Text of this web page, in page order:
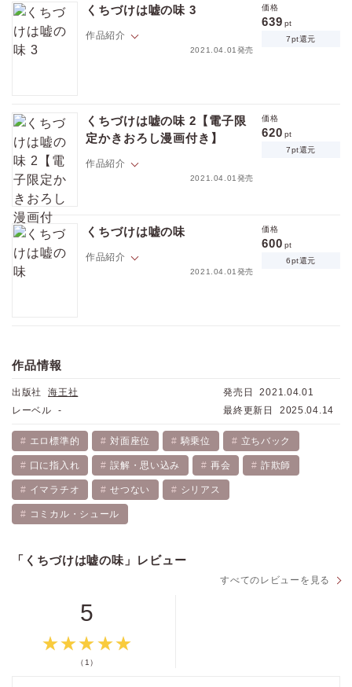
実業家・和智と元詐欺師のバーテンダー槙尾は恋人同士。槙尾の過去に
触れ、また少し距離を縮めた二人だが、最近和智は槙尾の浮気を疑って
いる…槙尾から別の男の香りがするからだ。外堀を埋めるべく和智は、
唯一の親友で腹心の部下でもある伊勢に槙尾を紹介する。だが後日、槙
くちづけは嘘の味 3
作品紹介
2021.04.01発売
価格
639 pt
7pt還元
秀、だけど情が薄く人間的に難アリの青年実業家・和智と元詐欺師のバ
ーテンダー槙尾は恋人同士。だが、幾度身体を重ねても、槙尾の本心は
謎のまま。そんなある日、突然槙尾が姿を消した。和智の手元に残った
のは「そのうち戻るので絶対に探すな」というメモだけ…槙尾を探す和
智は、槙尾の“過去”に踏み込んでいくが…？ 薄情な青年実業家×元詐欺
師のしたたかな恋の駆け引き！
くちづけは嘘の味 2【電子限
定かきおろし漫画付き】
作品紹介
2021.04.01発売
価格
620 pt
7pt還元
人を好きになると、どんな些細なことでも知りたくなる―――経営者と
しては優秀だが、情が薄く人間的に難アリの青年実業家・和智を虜にし
たのは、元詐欺師で現在はバーテンダーとして店を構える槙尾だ。だ
が、和智の部屋で一緒に暮らし、幾度も身体を重ねているにも関わら
ず、束縛を嫌う槙尾の行動は謎だらけで、和智は翻弄されてばかり。あ
くちづけは嘘の味
作品紹介
2021.04.01発売
価格
600 pt
6pt還元
を感じた和智は、槙尾とベッドを共にする…が、朝目覚めると、槙尾の
い男×悪い男の危険な情事、待望の電子化！
作品情報
出版社
海王社
レーベル
-
発売日
2021.04.01
最終更新日
2025.04.14
エロ標準的 対面座位 騎乗位 立ちバック
口に指入れ 誤解・思い込み 再会 詐欺師
イマラチオ せつない シリアス
コミカル・シュール
「くちづけは嘘の味」レビュー
すべてのレビューを見る
5
（1）
ポイントを消費して購入するにはログイン・会員登録が必要です
ログイン 会員登録